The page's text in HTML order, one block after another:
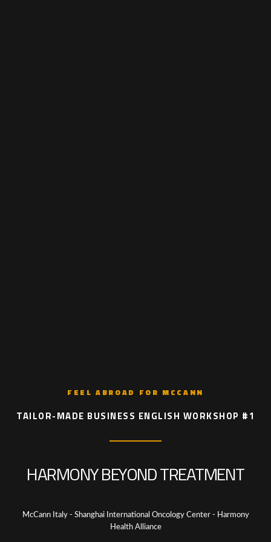
FEEL ABROAD FOR MCCANN
TAILOR-MADE BUSINESS ENGLISH WORKSHOP #1
HARMONY BEYOND TREATMENT
McCann Italy - Shanghai International Oncology Center - Harmony
Health Alliance